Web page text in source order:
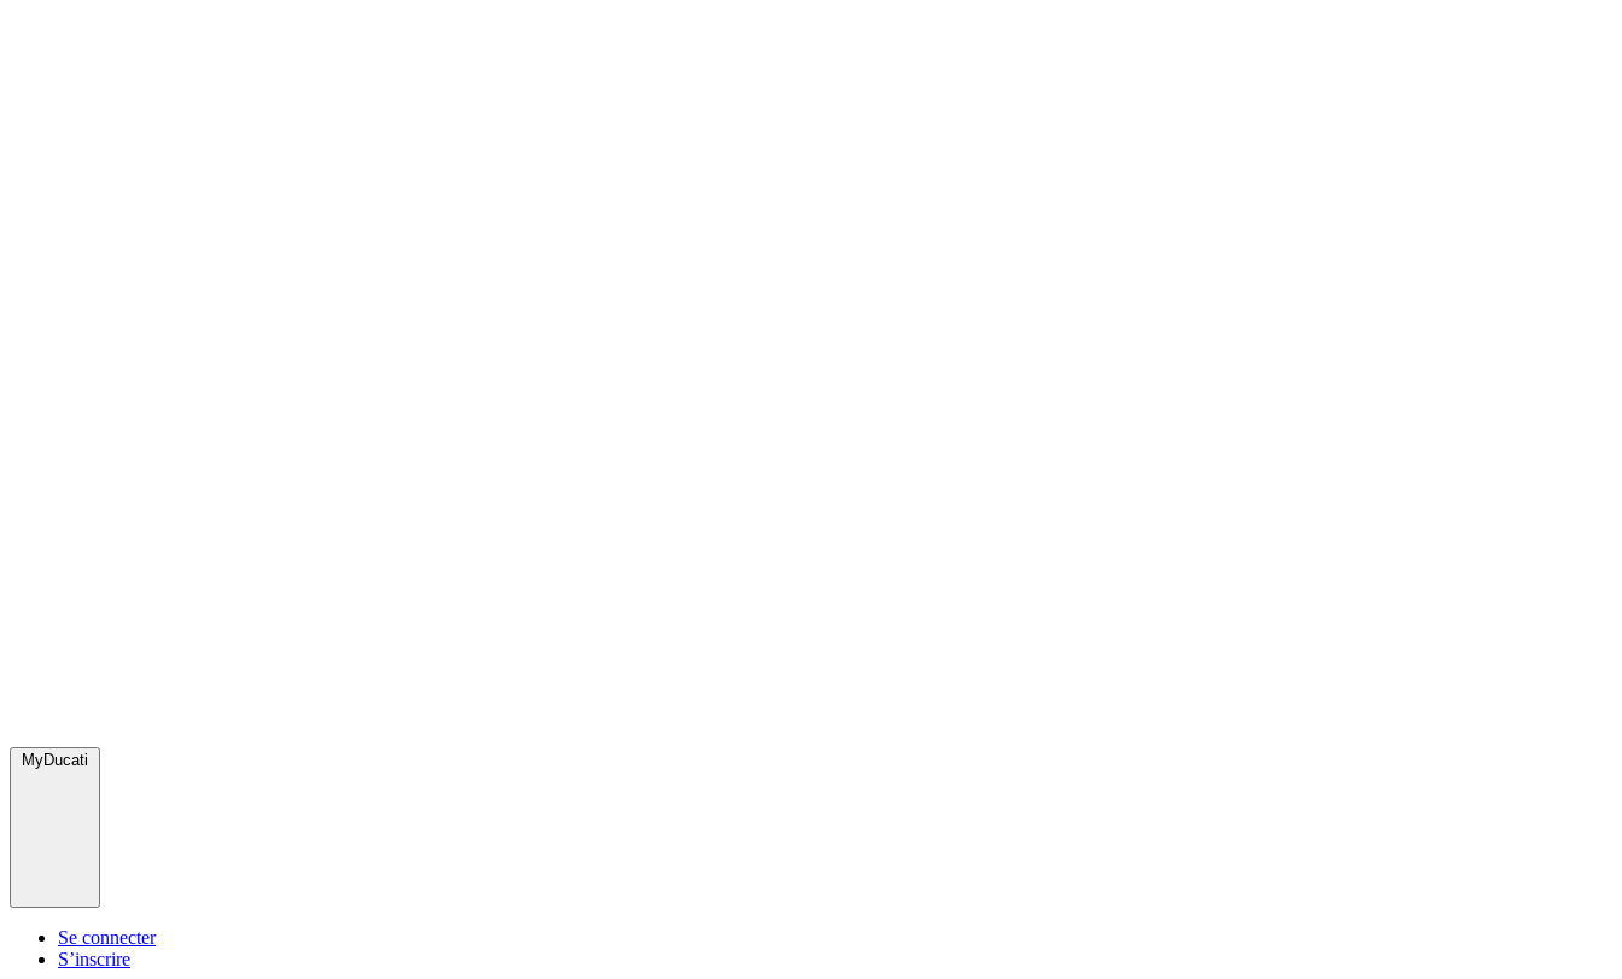
MyDucati
Se connecter
S’inscrire